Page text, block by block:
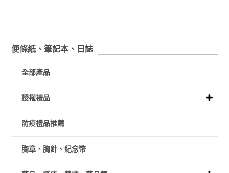
便條紙、筆記本、日誌
全部產品
授權禮品
防疫禮品推薦
胸章、胸針、紀念幣